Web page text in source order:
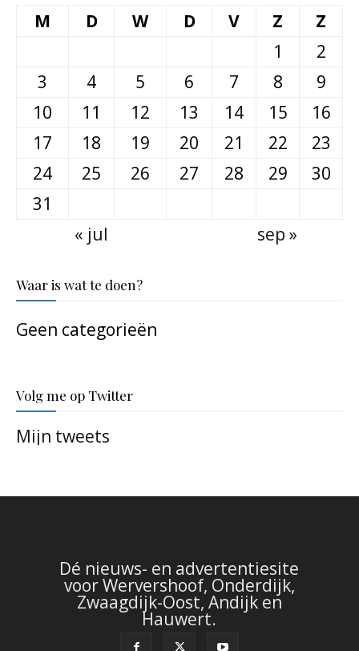
M
D W D V Z
Z
1
2
3
4 5 6 7 8
9
10
11 12 13 14 15
16
17
18 19 20 21 22
23
24
25 26 27 28 29
30
31
« jul
sep »
Waar is wat te doen?
Geen categorieën
Volg me op Twitter
Mijn tweets
Dé nieuws- en advertentiesite
voor Wervershoof, Onderdijk,
Zwaagdijk-Oost, Andijk en
Hauwert.